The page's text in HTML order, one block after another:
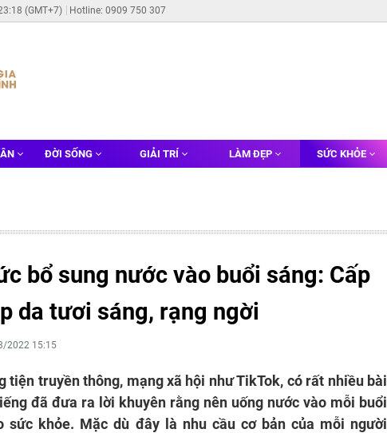
(GMT+7) Hotline: 0909 750 307
ĐỜI SỐNG GIẢI TRÍ LÀM ĐẸP SỨC KHỎE
bổ sung nước vào buổi sáng: Cấp
da tươi sáng, rạng ngời
2022 15:15
tiện truyền thông, mạng xã hội như TikTok, có rất nhiều bài
đã đưa ra lời khuyên rằng nên uống nước vào mỗi buổi
sức khỏe. Mặc dù đây là nhu cầu cơ bản của mỗi người